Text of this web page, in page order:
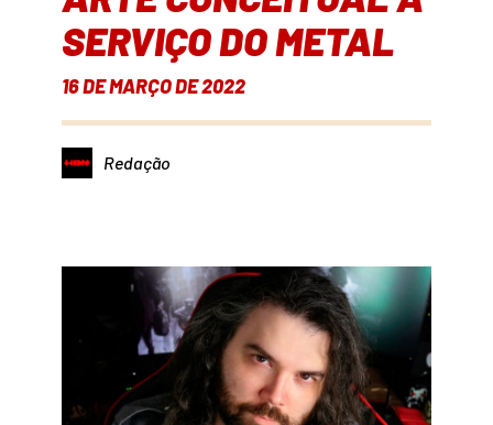
SERVIÇO DO METAL
16 DE MARÇO DE 2022
Redação